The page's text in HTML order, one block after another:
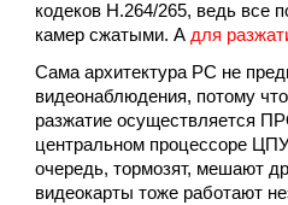
кодеков H.264/265, ведь все
камер сжатыми. Адля
Сама архитектура PC не
видеонаблюдения, потому
разжатие осуществляется
центральном процессоре
очередь, тормозят, мешают
видеокарты тоже работают